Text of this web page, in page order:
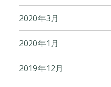
2020年3月
2020年1月
2019年12月